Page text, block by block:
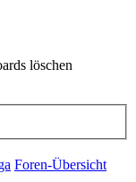
löschen
Foren-Übersicht